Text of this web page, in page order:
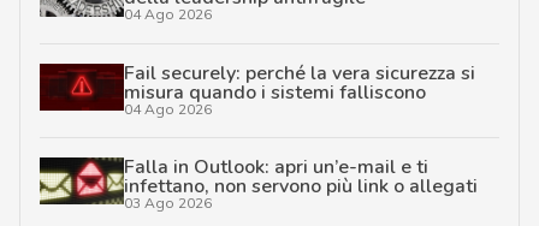
04 Ago 2026
Fail securely: perché la vera sicurezza si
misura quando i sistemi falliscono
04 Ago 2026
Falla in Outlook: apri un’e-mail e ti
infettano, non servono più link o allegati
03 Ago 2026